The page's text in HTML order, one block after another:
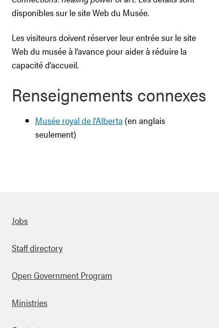
disponibles sur le site Web du Musée.
Les visiteurs doivent réserver leur entrée sur le site
Web du musée à l’avance pour aider à réduire la
capacité d’accueil.
Renseignements connexes
Musée royal de l’Alberta (en anglais
seulement)
links
Jobs
Staff directory
Open Government Program
Ministries